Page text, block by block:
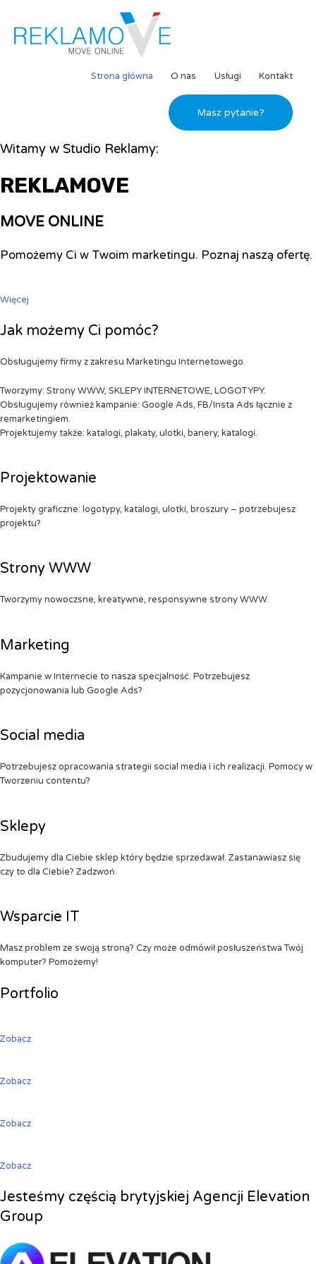
Strona główna O nas Usługi Kontakt
Masz pytanie?
Witamy w Studio Reklamy:
REKLAMOVE
MOVE ONLINE
Pomożemy Ci w Twoim marketingu. Poznaj naszą ofertę.
Więcej
Jak możemy Ci pomóc?
Obsługujemy firmy z zakresu Marketingu Internetowego.
Tworzymy: Strony WWW, SKLEPY INTERNETOWE, LOGOTYPY.
Obsługujemy również kampanie: Google Ads, FB/Insta Ads łącznie z
remarketingiem.
Projektujemy także: katalogi, plakaty, ulotki, banery, katalogi.
Projektowanie
Projekty graficzne: logotypy, katalogi, ulotki, broszury – potrzebujesz
projektu?
Strony WWW
Tworzymy nowoczsne, kreatywne, responsywne strony WWW.
Marketing
Kampanie w Internecie to nasza specjalność. Potrzebujesz
pozycjonowania lub Google Ads?
Social media
Potrzebujesz opracowania strategii social media i ich realizacji. Pomocy w
Tworzeniu contentu?
Sklepy
Zbudujemy dla Ciebie sklep który będzie sprzedawał. Zastanawiasz się
czy to dla Ciebie? Zadzwoń.
Wsparcie IT
Masz problem ze swoją stroną? Czy może odmówił posłuszeństwa Twój
komputer? Pomożemy!
Portfolio
Zobacz
Zobacz
Zobacz
Zobacz
Jesteśmy częścią brytyjskiej Agencji Elevation
Group